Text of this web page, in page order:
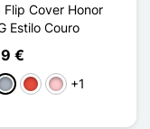
Flip Cover Honor
Estilo Couro
€
Vermelho
Rosa+1